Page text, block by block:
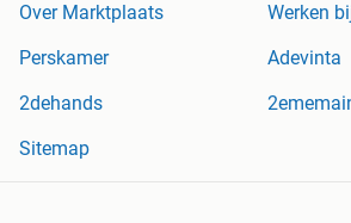
Over Marktplaats
Werken
Perskamer
Adevinta
2dehands
Sitemap